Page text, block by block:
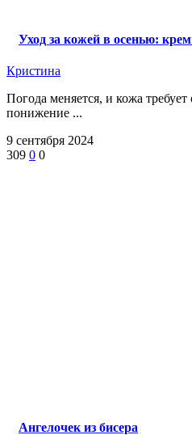
Уход за кожей в осенью:
Кристина
Погода меняется, и кожа требует
понижение ...
9 сентября 2024
309 0 0
Ангелочек из бисера